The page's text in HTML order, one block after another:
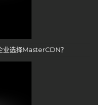
业选择MasterCDN？